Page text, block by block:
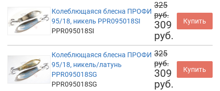
Колеблющаяся блесна ПРОФИ
95/18, никель PPR095018SI
PPR095018SI
325
руб.
309
руб.
Купить
Колеблющаяся блесна ПРОФИ
95/18, никель/латунь
PPR095018SG
PPR095018SG
325
руб.
309
руб.
Купить